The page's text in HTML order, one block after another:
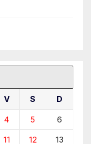
V S D
4 5 6
11 12 13